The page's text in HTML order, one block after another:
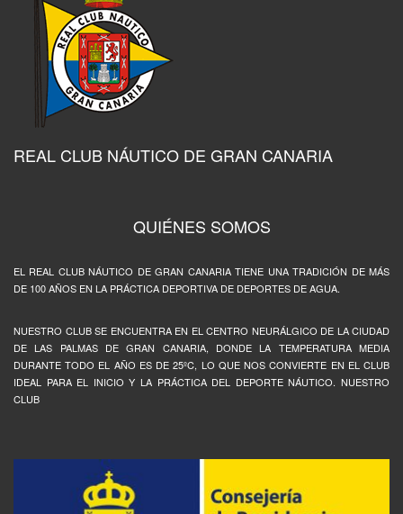
REAL CLUB NÁUTICO DE GRAN CANARIA
QUIÉNES SOMOS
EL REAL CLUB NÁUTICO DE GRAN CANARIA TIENE UNA TRADICIÓN DE MÁS
DE 100 AÑOS EN LA PRÁCTICA DEPORTIVA DE DEPORTES DE AGUA.
NUESTRO CLUB SE ENCUENTRA EN EL CENTRO NEURÁLGICO DE LA CIUDAD
DE LAS PALMAS DE GRAN CANARIA, DONDE LA TEMPERATURA MEDIA
DURANTE TODO EL AÑO ES DE 25ºC, LO QUE NOS CONVIERTE EN EL CLUB
IDEAL PARA EL INICIO Y LA PRÁCTICA DEL DEPORTE NÁUTICO. NUESTRO
CLUB